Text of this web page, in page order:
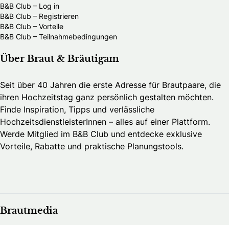
B&B Club – Log in
B&B Club – Registrieren
B&B Club – Vorteile
B&B Club – Teilnahmebedingungen
Über Braut & Bräutigam
Seit über 40 Jahren die erste Adresse für Brautpaare, die
ihren Hochzeitstag ganz persönlich gestalten möchten.
Finde Inspiration, Tipps und verlässliche
HochzeitsdienstleisterInnen – alles auf einer Plattform.
Werde Mitglied im B&B Club und entdecke exklusive
Vorteile, Rabatte und praktische Planungstools.
Brautmedia